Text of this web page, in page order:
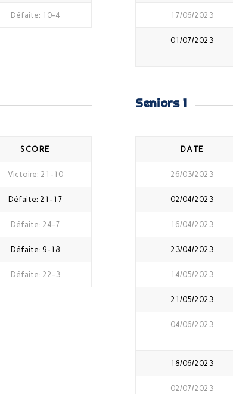
Défaite: 10-4 17/06/2023
01/07/2023
SCORE
Victoire: 21-10
Défaite: 21-17
Défaite: 24-7
Défaite: 9-18
Défaite: 22-3
Seniors 1
DATE
26/03/2023
02/04/2023
16/04/2023
23/04/2023
14/05/2023
21/05/2023
04/06/2023
18/06/2023
02/07/2023